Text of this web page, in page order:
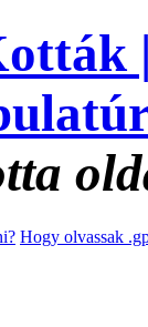
Hogy olvassak